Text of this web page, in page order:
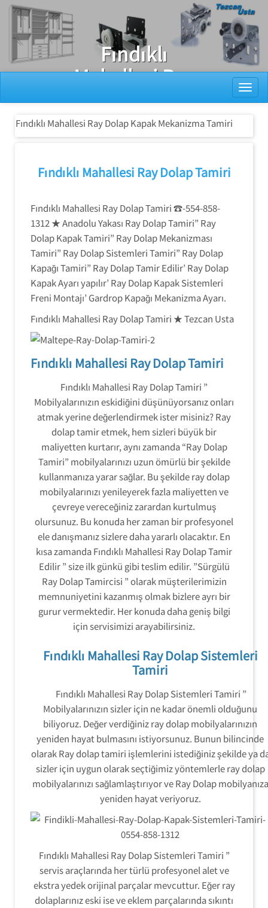
Ray Dolap Tamiri
Fındıklı
Mahallesi Ray
Dolap Kapak
Mekanizma
Tamiri
Fındıklı Mahallesi Ray Dolap Kapak Mekanizma Tamiri
Fındıklı Mahallesi Ray Dolap Tamiri
Fındıklı Mahallesi Ray Dolap Tamiri ☎-554-858-
1312 ★ Anadolu Yakası Ray Dolap Tamiri” Ray
Dolap Kapak Tamiri” Ray Dolap Mekanizması
Tamiri” Ray Dolap Sistemleri Tamiri” Ray Dolap
Kapağı Tamiri” Ray Dolap Tamir Edilir’ Ray Dolap
Kapak Ayarı yapılır’ Ray Dolap Kapak Sistemleri
Freni Montajı’ Gardrop Kapağı Mekanizma Ayarı.
Fındıklı Mahallesi Ray Dolap Tamiri ★ Tezcan Usta
Fındıklı Mahallesi Ray Dolap Tamiri
Fındıklı Mahallesi Ray Dolap Tamiri ”
Mobilyalarınızın eskidiğini düşünüyorsanız onları
atmak yerine değerlendirmek ister misiniz? Ray
dolap tamir etmek, hem sizleri büyük bir
maliyetten kurtarır, aynı zamanda “Ray Dolap
Tamiri” mobilyalarınızı uzun ömürlü bir şekilde
kullanmanıza yarar sağlar. Bu şekilde ray dolap
mobilyalarınızı yenileyerek fazla maliyetten ve
çevreye vereceğiniz zarardan kurtulmuş
olursunuz. Bu konuda her zaman bir profesyonel
ele danışmanız sizlere daha yararlı olacaktır. En
kısa zamanda Fındıklı Mahallesi Ray Dolap Tamir
Edilir ” size ilk günkü gibi teslim edilir. ”Sürgülü
Ray Dolap Tamircisi ” olarak müşterilerimizin
memnuniyetini kazanmış olmak bizlere ayrı bir
gurur vermektedir. Her konuda daha geniş bilgi
için servisimizi arayabilirsiniz.
Fındıklı Mahallesi Ray Dolap Sistemleri
Tamiri
Fındıklı Mahallesi Ray Dolap Sistemleri Tamiri ”
Mobilyalarınızın sizler için ne kadar önemli olduğunu
biliyoruz. Değer verdiğiniz ray dolap mobilyalarınızın
yeniden hayat bulmasını istiyorsunuz. Bunun bilincinde
olarak Ray dolap tamiri işlemlerini istediğiniz şekilde ya
sizler için uygun olarak seçtiğimiz yöntemlerle ray dolap
mobilyalarınızı sağlamlaştırıyor ve Ray Dolap mobilyanıza
yeniden hayat veriyoruz.
Fındıklı Mahallesi Ray Dolap Sistemleri Tamiri ”
servis araçlarında her türlü profesyonel alet ve
ekstra yedek orijinal parçalar mevcuttur. Eğer ray
dolaplarınız eski ise ve eklem parçalarında sıkıntı